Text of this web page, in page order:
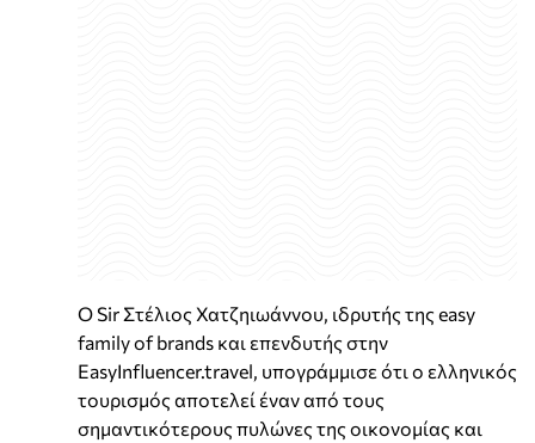
Ο Sir Στέλιος Χατζηιωάννου, ιδρυτής της easy
family of brands και επενδυτής στην
EasyInfluencer.travel, υπογράμμισε ότι ο ελληνικός
τουρισμός αποτελεί έναν από τους
σημαντικότερους πυλώνες της οικονομίας και